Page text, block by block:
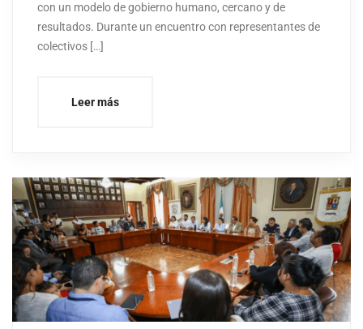
con un modelo de gobierno humano, cercano y de
resultados. Durante un encuentro con representantes de
colectivos […]
Leer más